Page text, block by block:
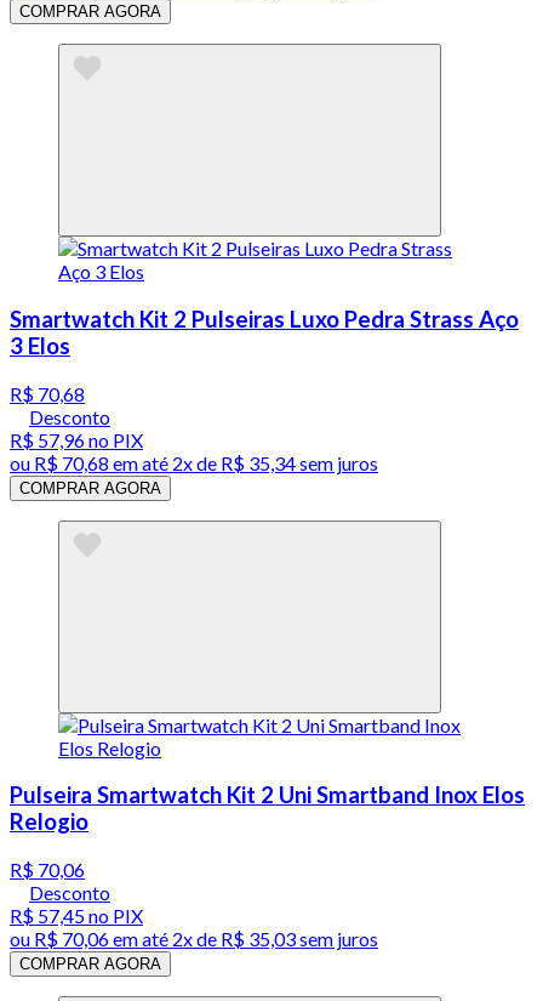
COMPRAR AGORA
Smartwatch Kit 2 Pulseiras Luxo Pedra Strass Aço
3 Elos
R$ 70,68
Desconto
R$ 57,96no PIX
ou R$ 70,68 em até 2x de R$ 35,34 sem juros
COMPRAR AGORA
Pulseira Smartwatch Kit 2 Uni Smartband Inox Elos
Relogio
R$ 70,06
Desconto
R$ 57,45no PIX
ou R$ 70,06em até 2x de R$ 35,03 sem juros
COMPRAR AGORA